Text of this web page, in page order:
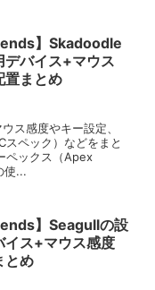
】Skadoodle
デバイス+マウス
置まとめ
ス感度やキー設定、
ペック）などをまと
ペックス（Apex
使...
】Seagullの設
イス+マウス感度
とめ